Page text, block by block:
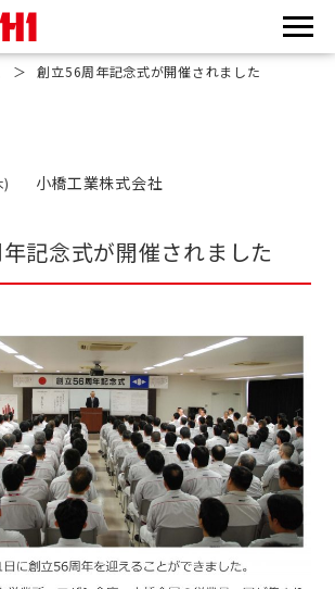
＞ 創立56周年記念式が開催されました
) 小橋工業株式会社
記念式が開催されました